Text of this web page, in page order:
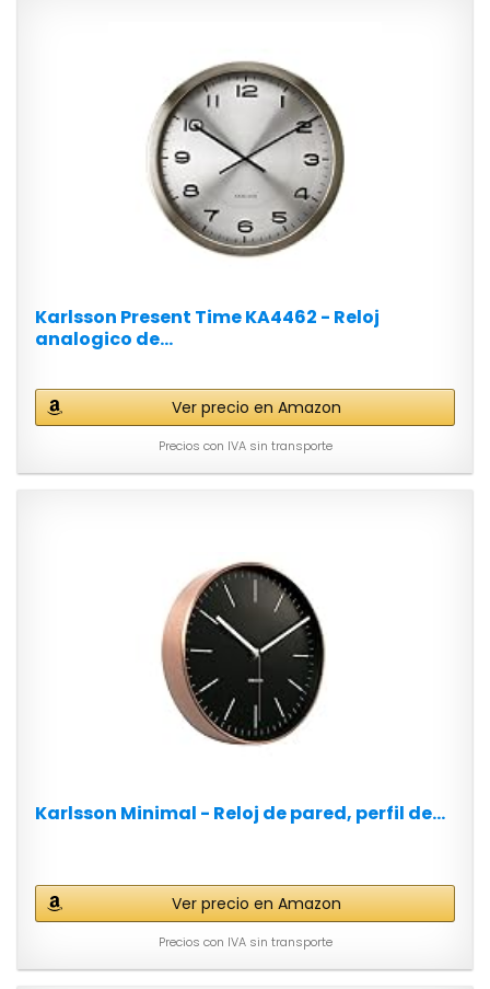
Karlsson Present Time KA4462 - Reloj
analogico de...
Ver precio en Amazon
Precios con IVA sin transporte
Karlsson Minimal - Reloj de pared, perfil de...
Ver precio en Amazon
Precios con IVA sin transporte